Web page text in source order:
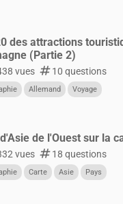
des attractions
(Partie 2)
vues numbers10 questions
Allemand Voyage
de l'Ouest sur la
vues numbers18 questions
Carte Asie Pays